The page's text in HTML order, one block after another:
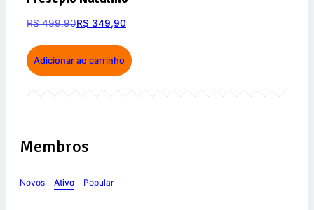
R$499,90R$ 349,90
Adicionar ao carrinho
Membros
Novos Ativo Popular